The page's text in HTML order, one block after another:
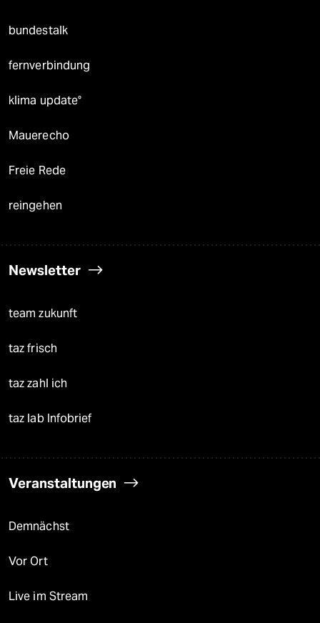
bundestalk
fernverbindung
klima update°
Mauerecho
Freie Rede
reingehen
Newsletter
team zukunft
taz frisch
taz zahl ich
taz lab Infobrief
Veranstaltungen
Demnächst
Vor Ort
Live im Stream